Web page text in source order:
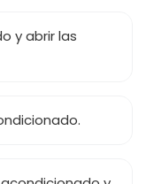
y abrir las